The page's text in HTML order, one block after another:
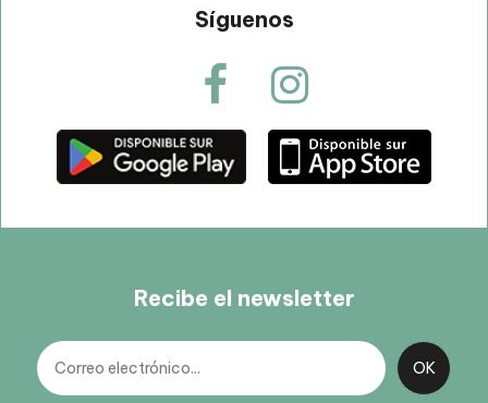
Síguenos
Recibe el newsletter